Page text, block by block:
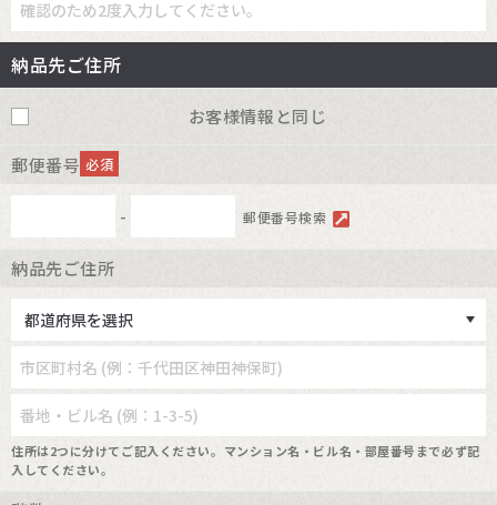
納品先ご住所
お客様情報と同じ
郵便番号 必須
- 郵便番号検索
納品先ご住所
住所は2つに分けてご記入ください。マンション名・ビル名・部屋番号まで必ず記
入してください。